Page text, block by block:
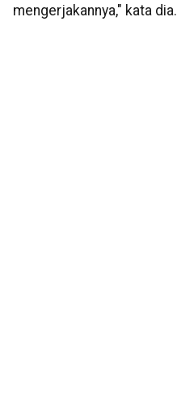
mengerjakannya," kata dia.